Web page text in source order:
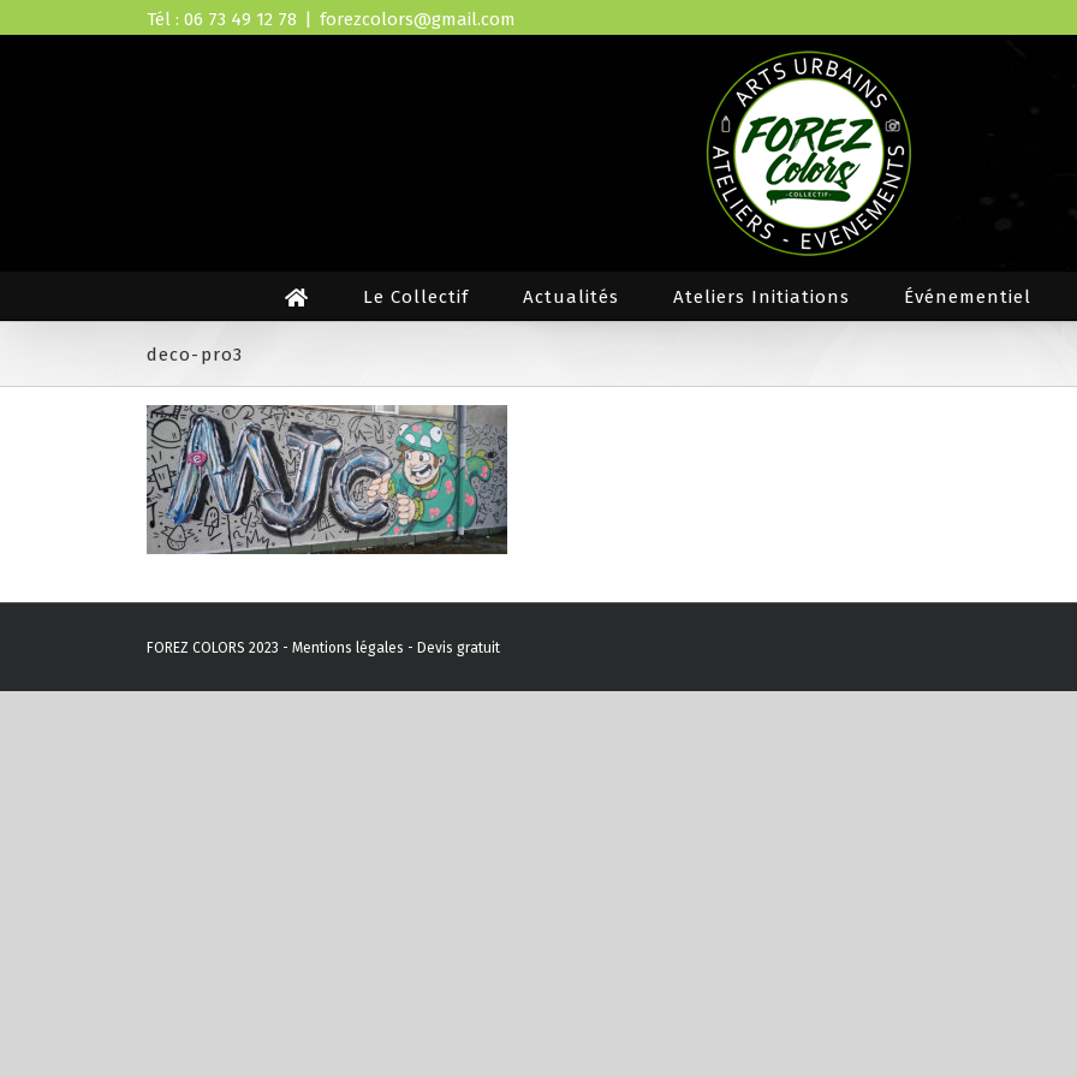
to
Tél : 06 73 49 12 78 | forezcolors@gmail.com
Le Collectif Actualités Ateliers Initiations Événementiel
deco-pro3
FOREZ COLORS 2023 - Mentions légales - Devis gratuit